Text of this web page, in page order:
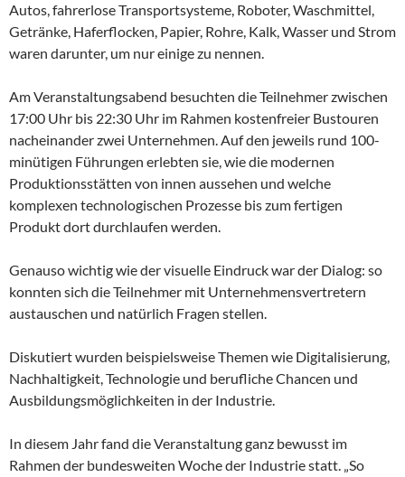
Autos, fahrerlose Transportsysteme, Roboter, Waschmittel,
Getränke, Haferflocken, Papier, Rohre, Kalk, Wasser und Strom
waren darunter, um nur einige zu nennen.
Am Veranstaltungsabend besuchten die Teilnehmer zwischen
17:00 Uhr bis 22:30 Uhr im Rahmen kostenfreier Bustouren
nacheinander zwei Unternehmen. Auf den jeweils rund 100-
minütigen Führungen erlebten sie, wie die modernen
Produktionsstätten von innen aussehen und welche
komplexen technologischen Prozesse bis zum fertigen
Produkt dort durchlaufen werden.
Genauso wichtig wie der visuelle Eindruck war der Dialog: so
konnten sich die Teilnehmer mit Unternehmensvertretern
austauschen und natürlich Fragen stellen.
Diskutiert wurden beispielsweise Themen wie Digitalisierung,
Nachhaltigkeit, Technologie und berufliche Chancen und
Ausbildungsmöglichkeiten in der Industrie.
In diesem Jahr fand die Veranstaltung ganz bewusst im
Rahmen der bundesweiten Woche der Industrie statt. „So